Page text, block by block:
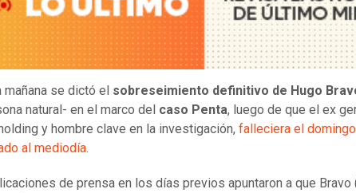
mañana se dictó el sobreseimiento definitivo de Hugo
natural- en el marco del caso Penta, luego de que el ex
y hombre clave en la investigación, falleciera el
al mediodía.
de prensa en los días previos apuntaron a que Bravo